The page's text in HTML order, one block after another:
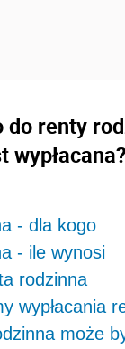
do renty
- dla kogo
- ile wynosi
rodzinna
wypłacania
może